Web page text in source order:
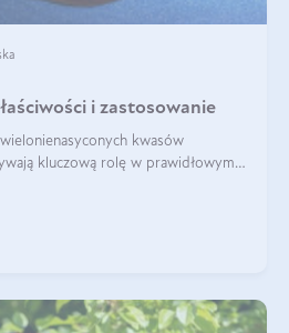
i zastosowanie
kwasów
kluczową rolę w prawidłowym